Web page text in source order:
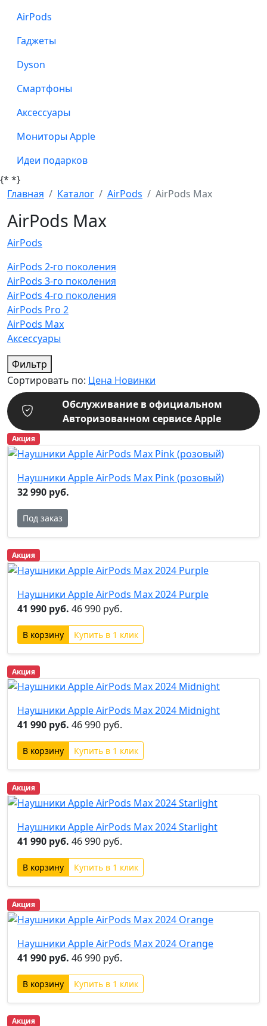
AirPods
Гаджеты
Dyson
Смартфоны
Аксессуары
Мониторы Apple
Идеи подарков
{* *}
Главная
Каталог AirPods AirPods Max
AirPods Max
AirPods
AirPods 2-го поколения
AirPods 3-го поколения
AirPods 4-го поколения
AirPods Pro 2
AirPods Max
Аксессуары
Фильтр
Сортировать по: Цена Новинки
Обслуживание в официальном
Авторизованном сервисе Apple
Акция
Наушники Apple AirPods Max Pink (розовый)
32 990 руб.
Под заказ
Акция
Наушники Apple AirPods Max 2024 Purple
41 990 руб. 46 990 руб.
Купить в 1 клик
Акция
Наушники Apple AirPods Max 2024 Midnight
41 990 руб. 46 990 руб.
Купить в 1 клик
Акция
Наушники Apple AirPods Max 2024 Starlight
41 990 руб. 46 990 руб.
Купить в 1 клик
Акция
Наушники Apple AirPods Max 2024 Orange
41 990 руб. 46 990 руб.
Купить в 1 клик
Акция